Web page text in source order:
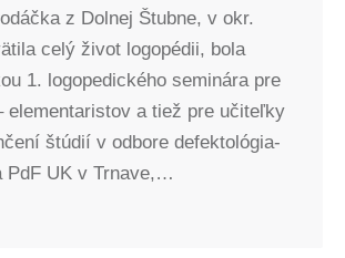
z Dolnej Štubne, v okr.
celý život logopédii, bola
1. logopedického seminára pre
elementaristov a tiež pre učiteľky
štúdií v odbore defektológia-
PdF UK v Trnave,…